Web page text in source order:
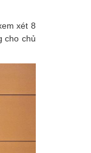
xét 8
cho chủ